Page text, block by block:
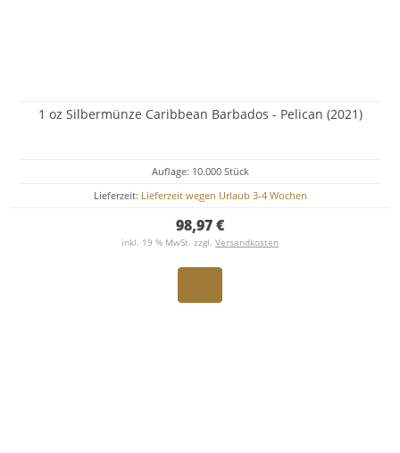
1 oz Silbermünze Caribbean Barbados - Pelican (2021)
Auflage: 10.000 Stück
Lieferzeit: Lieferzeit wegen Urlaub 3-4 Wochen
98,97 €
inkl. 19 % MwSt. zzgl. Versandkosten